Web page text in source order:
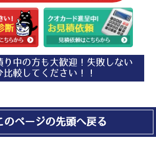
り中の方も大歓迎！失敗しない
比較してください！！
のページの先頭へ戻る